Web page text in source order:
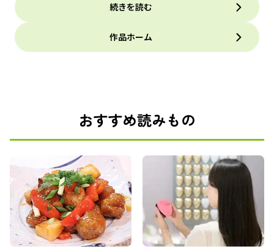
続きを読む
作品ホーム
おすすめ読みもの